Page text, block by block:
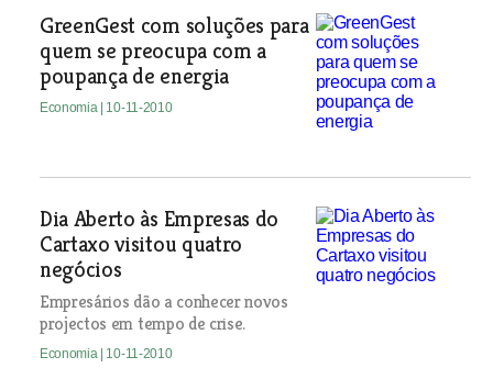
GreenGest com soluções para
quem se preocupa com a
poupança de energia
Economia | 10-11-2010
Dia Aberto às Empresas do
Cartaxo visitou quatro
negócios
Empresários dão a conhecer novos
projectos em tempo de crise.
Economia | 10-11-2010